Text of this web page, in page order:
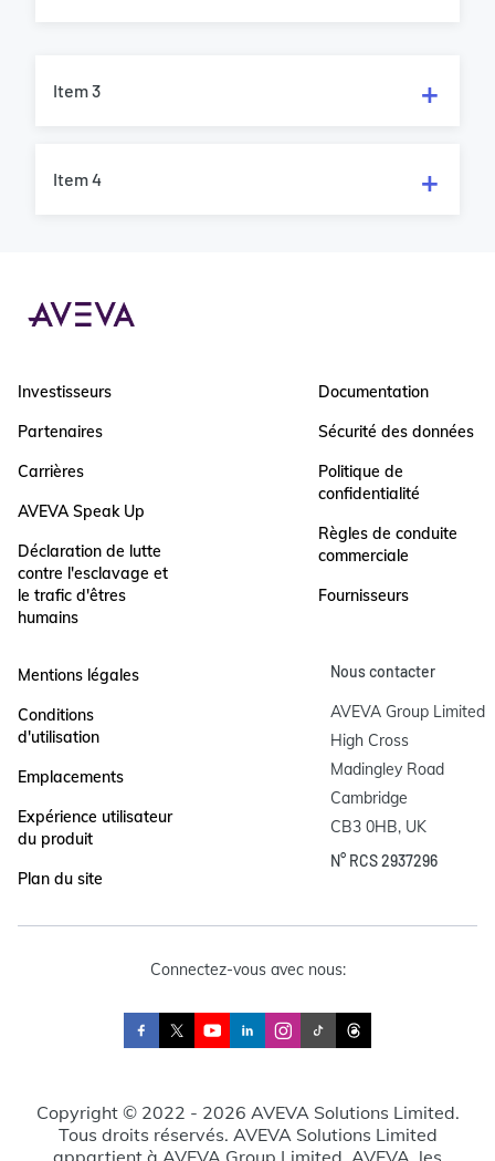
Item 3
Item 4
Investisseurs
Partenaires
Carrières
AVEVA Speak Up
Déclaration de lutte
contre l'esclavage et
le trafic d'êtres
humains
Documentation
Sécurité des données
Politique de
confidentialité
Règles de conduite
commerciale
Fournisseurs
Mentions légales
Conditions
d'utilisation
Emplacements
Expérience utilisateur
du produit
Plan du site
Nous contacter
AVEVA Group Limited
High Cross
Madingley Road
Cambridge
CB3 0HB, UK
N° RCS 2937296
Connectez-vous avec nous:
Copyright © 2022 - 2026 AVEVA Solutions Limited.
Tous droits réservés. AVEVA Solutions Limited